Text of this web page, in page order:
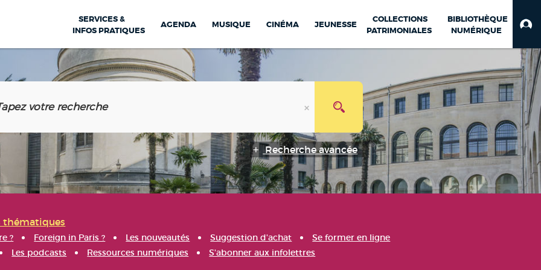
SERVICES &
INFOS PRATIQUES
AGENDA MUSIQUE CINÉMA JEUNESSE
COLLECTIONS
PATRIMONIALES
BIBLIOTHÈQUE
NUMÉRIQUE
Recherche avancée
thématiques
? Foreign in Paris ? Les nouveautés Suggestion d'achat
Se former en ligne
Les podcasts Ressources numériques S'abonner aux infolettres